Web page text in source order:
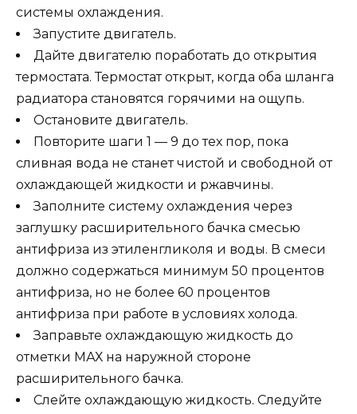
системы охлаждения.
Запустите двигатель.
Дайте двигателю поработать до открытия
термостата. Термостат открыт, когда оба шланга
радиатора становятся горячими на ощупь.
Остановите двигатель.
Повторите шаги 1 — 9 до тех пор, пока
сливная вода не станет чистой и свободной от
охлаждающей жидкости и ржавчины.
Заполните систему охлаждения через
заглушку расширительного бачка смесью
антифриза из этиленгликоля и воды. В смеси
должно содержаться минимум 50 процентов
антифриза, но не более 60 процентов
антифриза при работе в условиях холода.
Заправьте охлаждающую жидкость до
отметки МАХ на наружной стороне
расширительного бачка.
Слейте охлаждающую жидкость. Следуйте